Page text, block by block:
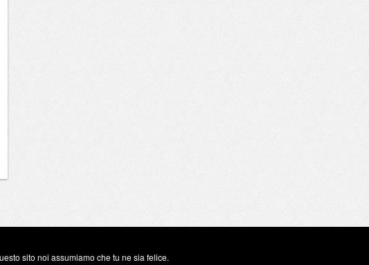
sito noi assumiamo che tu ne sia felice.